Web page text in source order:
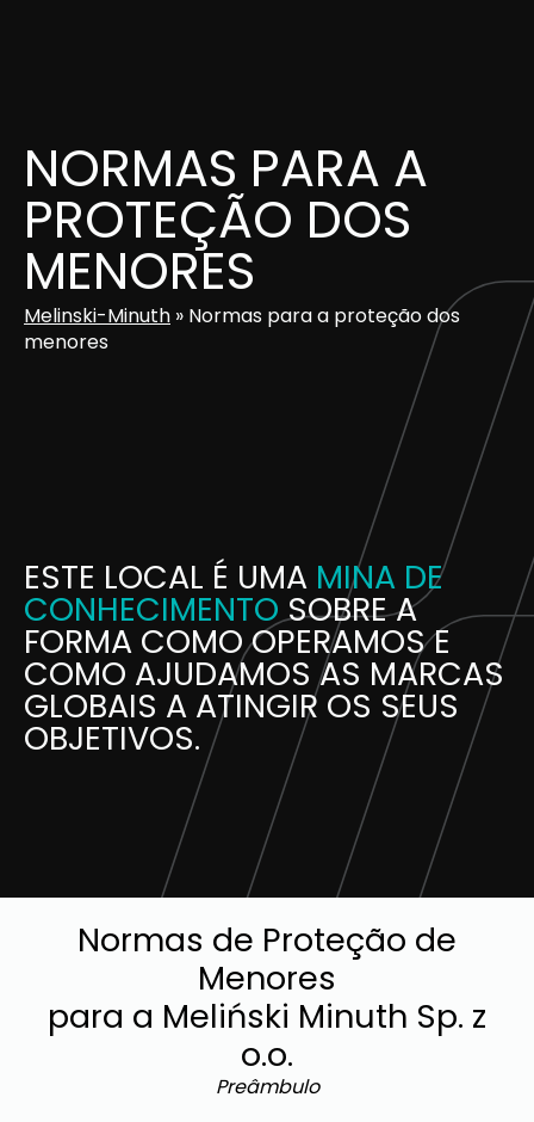
NORMAS PARA A
PROTEÇÃO DOS
MENORES
Melinski-Minuth » Normas para a proteção dos
menores
ESTE LOCAL É UMA MINA DE
CONHECIMENTOSOBRE A
FORMA COMO OPERAMOS E
COMO AJUDAMOS AS MARCAS
GLOBAIS A ATINGIR OS SEUS
OBJETIVOS.
Normas de Proteção de
Menores
para a Meliński Minuth Sp. z
o.o.
Preâmbulo